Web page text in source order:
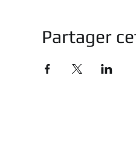
Partager